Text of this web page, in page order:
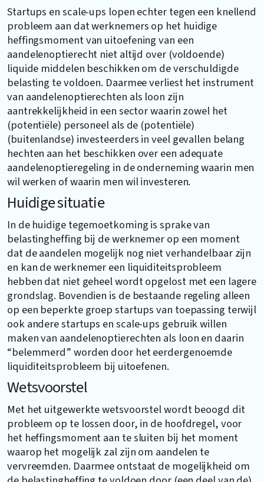
Startups en scale-ups lopen echter tegen een knellend
probleem aan dat werknemers op het huidige
heffingsmoment van uitoefening van een
aandelenoptierecht niet altijd over (voldoende)
liquide middelen beschikken om de verschuldigde
belasting te voldoen. Daarmee verliest het instrument
van aandelenoptierechten als loon zijn
aantrekkelijkheid in een sector waarin zowel het
(potentiële) personeel als de (potentiële)
(buitenlandse) investeerders in veel gevallen belang
hechten aan het beschikken over een adequate
aandelenoptieregeling in de onderneming waarin men
wil werken of waarin men wil investeren.
Huidige situatie
In de huidige tegemoetkoming is sprake van
belastingheffing bij de werknemer op een moment
dat de aandelen mogelijk nog niet verhandelbaar zijn
en kan de werknemer een liquiditeitsprobleem
hebben dat niet geheel wordt opgelost met een lagere
grondslag. Bovendien is de bestaande regeling alleen
op een beperkte groep startups van toepassing terwijl
ook andere startups en scale-ups gebruik willen
maken van aandelenoptierechten als loon en daarin
“belemmerd” worden door het eerdergenoemde
liquiditeitsprobleem bij uitoefenen.
Wetsvoorstel
Met het uitgewerkte wetsvoorstel wordt beoogd dit
probleem op te lossen door, in de hoofdregel, voor
het heffingsmoment aan te sluiten bij het moment
waarop het mogelijk zal zijn om aandelen te
vervreemden. Daarmee ontstaat de mogelijkheid om